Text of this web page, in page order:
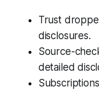
Trust
disclosures.
Source-
detailed